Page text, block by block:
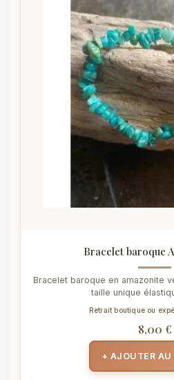
Bracelet baroque
Bracelet baroque en amazonite
taille unique
Retrait boutique ou
8,00 €
+ AJOUTER AU